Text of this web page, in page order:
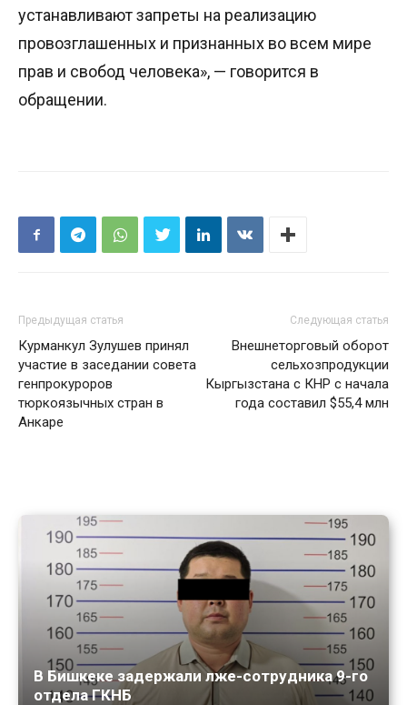
устанавливают запреты на реализацию
провозглашенных и признанных во всем мире
прав и свобод человека», — говорится в
обращении.
Предыдущая статья
Курманкул Зулушев принял
участие в заседании совета
генпрокуроров
тюркоязычных стран в
Анкаре
Следующая статья
Внешнеторговый оборот
сельхозпродукции
Кыргызстана с КНР с начала
года составил $55,4 млн
В Бишкеке задержали лже-сотрудника 9-го
отдела ГКНБ